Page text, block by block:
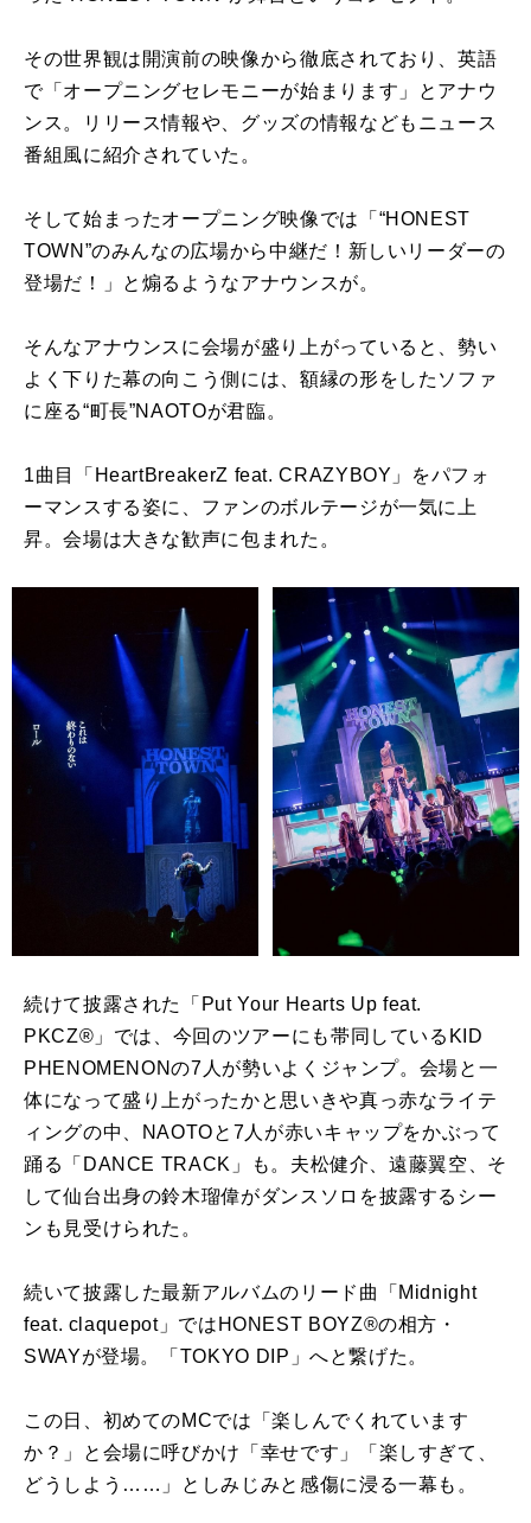
その世界観は開演前の映像から徹底されており、英語
で「オープニングセレモニーが始まります」とアナウ
ンス。リリース情報や、グッズの情報などもニュース
番組風に紹介されていた。
そして始まったオープニング映像では「“HONEST
TOWN”のみんなの広場から中継だ！新しいリーダーの
登場だ！」と煽るようなアナウンスが。
そんなアナウンスに会場が盛り上がっていると、勢い
よく下りた幕の向こう側には、額縁の形をしたソファ
に座る“町長”NAOTOが君臨。
1曲目「HeartBreakerZ feat. CRAZYBOY」をパフォ
ーマンスする姿に、ファンのボルテージが一気に上
昇。会場は大きな歓声に包まれた。
続けて披露された「Put Your Hearts Up feat.
PKCZ®︎」では、今回のツアーにも帯同しているKID
PHENOMENONの7人が勢いよくジャンプ。会場と一
体になって盛り上がったかと思いきや真っ赤なライテ
ィングの中、NAOTOと7人が赤いキャップをかぶって
踊る「DANCE TRACK」も。夫松健介、遠藤翼空、そ
して仙台出身の鈴木瑠偉がダンスソロを披露するシー
ンも見受けられた。
続いて披露した最新アルバムのリード曲「Midnight
feat. claquepot」ではHONEST BOYZ®の相方・
SWAYが登場。「TOKYO DIP」へと繋げた。
この日、初めてのMCでは「楽しんでくれています
か？」と会場に呼びかけ「幸せです」「楽しすぎて、
どうしよう……」としみじみと感傷に浸る一幕も。